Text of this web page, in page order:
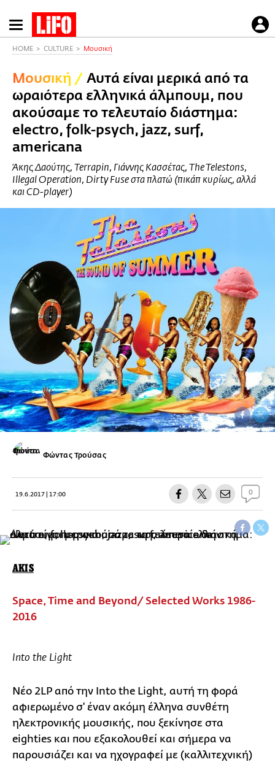
Παράκαμψη
προς
περιεχόμενο
HOME CULTURE Μουσική
Μουσική / Αυτά είναι μερικά από τα
ωραιότερα ελληνικά άλμπουμ, που
ακούσαμε το τελευταίο διάστημα:
electro, folk-psych, jazz, surf,
americana
Άκης Δαούτης, Terrapin, Γιάννης Κασσέτας, The Telestons,
Illegal Operation, Dirty Fuse στα πλατώ (πικάπ κυρίως, αλλά
και CD-player)
Φώντας Τρούσας
19.6.2017 | 17:00 0
AKIS
Space, Time and Beyond/ Selected Works 1986-
2016
Into the Light
Νέο 2LP από την Into the Light, αυτή τη φορά
αφιερωμένο σ' έναν ακόμη έλληνα συνθέτη
ηλεκτρονικής μουσικής, που ξεκίνησε στα
eighties και που εξακολουθεί και σήμερα να
παρουσιάζει και να ηχογραφεί με (καλλιτεχνική)